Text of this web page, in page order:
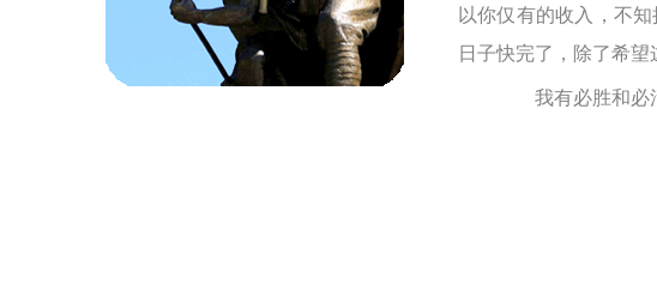
以你仅有的收入，不
日子快完了，除了希
我有必胜和必